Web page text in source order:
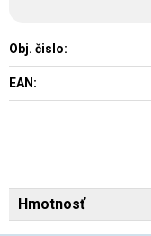
Obj. čislo:
EAN:
Hmotnosť